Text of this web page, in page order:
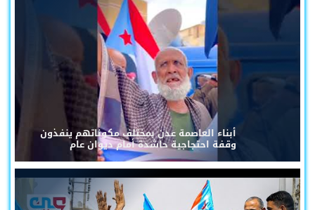
أبناء العاصمة عدن بمختلف مكوناتهم ينفذون
وقفة احتجاجية حاشدة أمام ديوان عام